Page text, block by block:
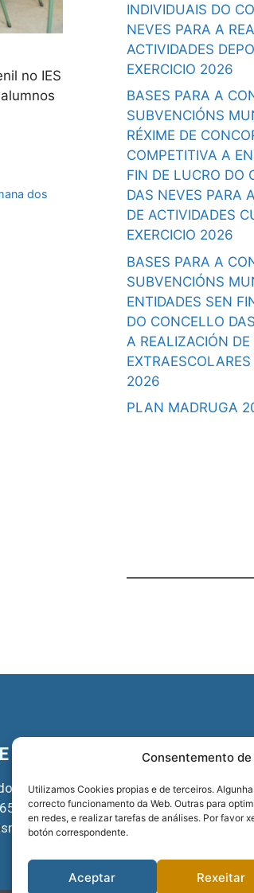
Consentemento
Utilizamos Cookies propias e de terceiros.
correcto funcionamento da Web. Outras para
en redes, e realizar tarefas de análises. Por favor
botón correspondente.
Aceptar Rexeitar
no IES
dos
INDIVIDUAIS DO
NEVES PARA A
ACTIVIDADES
EXERCICIO 2026
BASES PARA A
SUBVENCIÓNS
RÉXIME DE
COMPETITIVA A
FIN DE LUCRO DO
DAS NEVES PARA
DE ACTIVIDADES
EXERCICIO 2026
BASES PARA A
SUBVENCIÓNS
ENTIDADES SEN
DO CONCELLO
A REALIZACIÓN
2026
PLAN MADRUGA
TURISMO
Pazo, 22
REDES